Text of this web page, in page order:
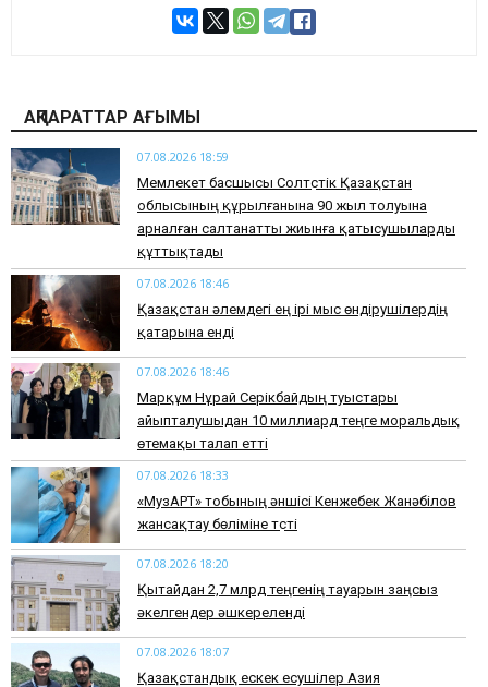
АҚПАРАТТАР АҒЫМЫ
07.08.2026 18:59
Мемлекет басшысы Солтүстік Қазақстан
облысының құрылғанына 90 жыл толуына
арналған салтанатты жиынға қатысушыларды
құттықтады
07.08.2026 18:46
Қазақстан әлемдегі ең ірі мыс өндірушілердің
қатарына енді
07.08.2026 18:46
Марқұм Нұрай Серікбайдың туыстары
айыпталушыдан 10 миллиард теңге моральдық
өтемақы талап етті
07.08.2026 18:33
«МузАРТ» тобының әншісі Кенжебек Жанәбілов
жансақтау бөліміне түсті
07.08.2026 18:20
Қытайдан 2,7 млрд теңгенің тауарын заңсыз
әкелгендер әшкереленді
07.08.2026 18:07
Қазақстандық ескек есушілер Азия